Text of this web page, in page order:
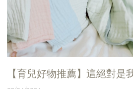
【育兒好物推薦】這絕對是